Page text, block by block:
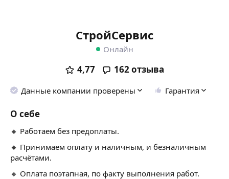
СтройСервис
Онлайн
4,77 162отзыва
Данные компании проверены Гарантия
О себе
🔸 Работаем без предоплаты.
🔸 Принимаем оплату и наличным, и безналичным
расчётами.
🔸 Оплата поэтапная, по факту выполнения работ.